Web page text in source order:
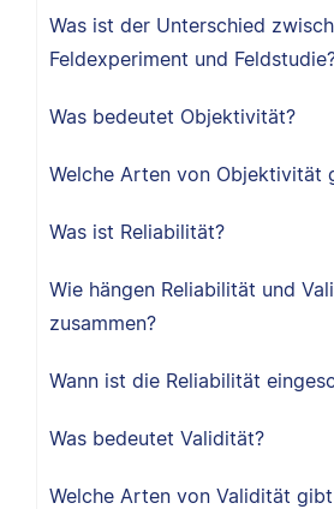
Was ist der Unterschied
Feldexperiment und
Was bedeutet Objektivität?
Welche Arten von Objektivität
Was ist Reliabilität?
Wie hängen Reliabilität und
zusammen?
Wann ist die Reliabilität
Was bedeutet Validität?
Welche Arten von Validität